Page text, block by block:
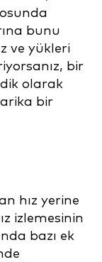
bunu
ve yükleri
bir
olarak
bir
hız yerine
izlemesinin
bazı ek